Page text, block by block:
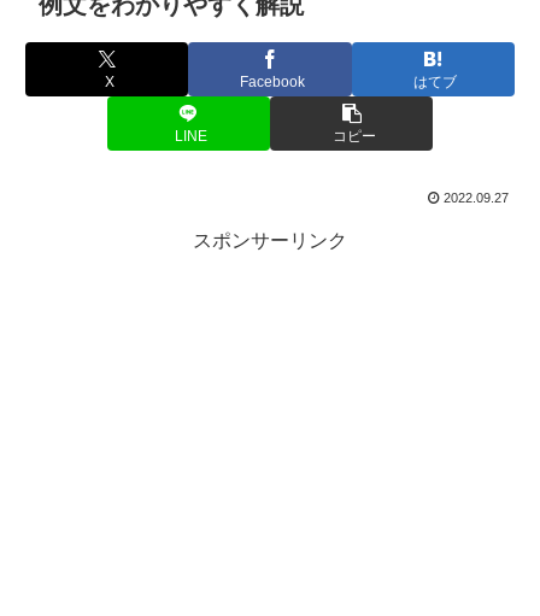
X Facebook はてブ
LINE コピー
2022.09.27
スポンサーリンク